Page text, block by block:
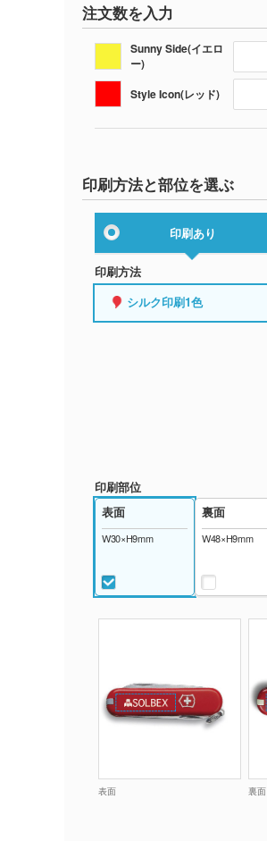
注文数を入力
Sunny Side(イエロ
ー)
Style Icon(レッド)
印刷方法と部位を選ぶ
印刷あり
印刷方法
シルク印刷1色
印刷部位
表面
W30×H9mm
裏面
W48×H9mm
表面 裏面